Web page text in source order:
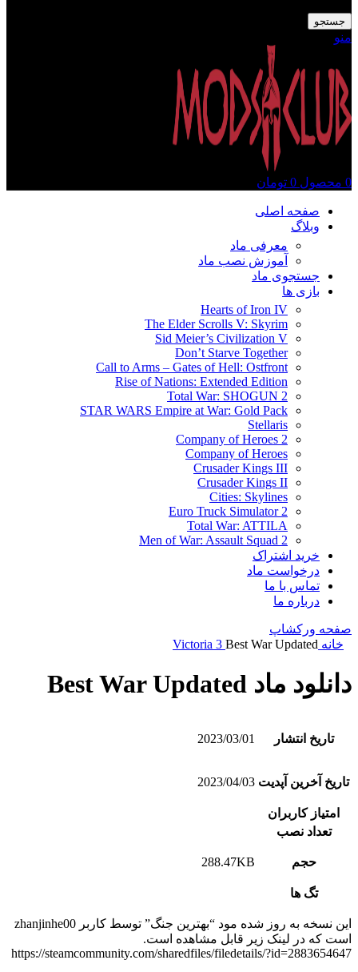
جستجو
منو
0 محصول 0 تومان
صفحه اصلی
وبلاگ
معرفی ماد
آموزش نصب ماد
جستجوی ماد
بازی ها
Hearts of Iron IV
The Elder Scrolls V: Skyrim
Sid Meier’s Civilization V
Don’t Starve Together
Call to Arms – Gates of Hell: Ostfront
Rise of Nations: Extended Edition
Total War: SHOGUN 2
STAR WARS Empire at War: Gold Pack
Stellaris
Company of Heroes 2
Company of Heroes
Crusader Kings III
Crusader Kings II
Cities: Skylines
Euro Truck Simulator 2
Total War: ATTILA
Men of War: Assault Squad 2
خرید اشتراک
درخواست ماد
تماس با ما
درباره ما
صفحه ورکشاپ
خانه
Victoria 3 Best War Updated
دانلود ماد Best War Updated
تاریخ انتشار 2023/03/01
تاریخ آخرین آپدیت 2023/04/03
امتیاز کاربران
تعداد نصب
حجم 288.47KB
تگ ها
این نسخه به روز شده مود “بهترین جنگ” توسط کاربر zhanjinhe00
است که در لینک زیر قابل مشاهده است.
https://steamcommunity.com/sharedfiles/filedetails/?id=2883654647